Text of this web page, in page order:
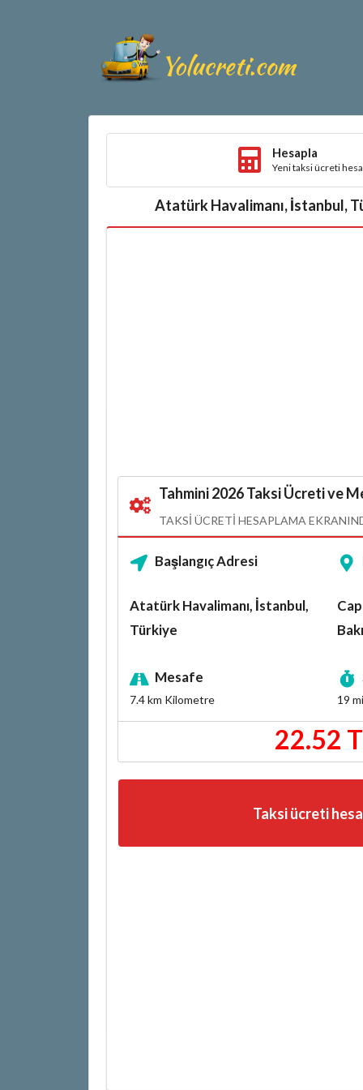
Hesapla
Yeni taksi ücreti
Atatürk Havalimanı, İstanbul,
Tahmini 2026 Taksi Ücreti ve
TAKSI ÜCRETI HESAPLAMA
Başlangıç Adresi
Atatürk Havalimanı, İstanbul,
Türkiye
Mesafe
7.4 km Kilometre 19
22.52
Taksi ücreti